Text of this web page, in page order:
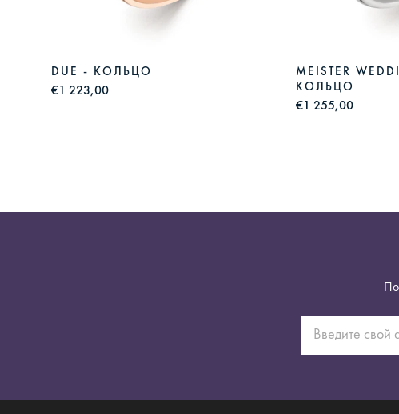
DUE - КОЛЬЦО
€1 223,00
MEISTER
КОЛЬЦО
€1 255,00